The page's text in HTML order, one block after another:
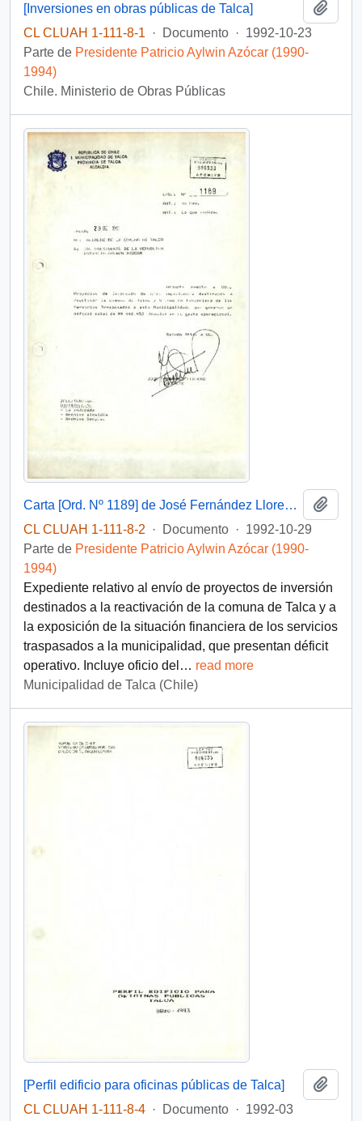
[Inversiones en obras públicas de Talca]
CL CLUAH 1-111-8-1
· Documento · 1992-10-23
Parte de Presidente Patricio Aylwin Azócar (1990-
1994)
Chile. Ministerio de Obras Públicas
Carta [Ord. Nº 1189] de José Fernández Llorens, Alcalde de Talca, a Patricio Aylwin Azócar, Presidente de la República, sobre envío de proyectos de inversión comunal y situación financiera municipal
CL CLUAH 1-111-8-2
· Documento · 1992-10-29
Parte de Presidente Patricio Aylwin Azócar (1990-
1994)
Expediente relativo al envío de proyectos de inversión
destinados a la reactivación de la comuna de Talca y a
la exposición de la situación financiera de los servicios
traspasados a la municipalidad, que presentan déficit
operativo. Incluye oficio del … read more
Municipalidad de Talca (Chile)
[Perfil edificio para oficinas públicas de Talca]
CL CLUAH 1-111-8-4 · Documento · 1992-03